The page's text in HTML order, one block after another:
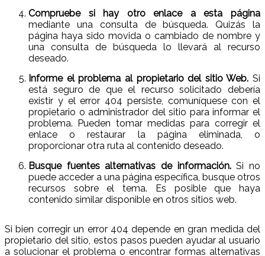
Compruebe si hay otro enlace a esta página
mediante una consulta de búsqueda. Quizás la
página haya sido movida o cambiado de nombre y
una consulta de búsqueda lo llevará al recurso
deseado.
Informe el problema al propietario del sitio Web. Si
está seguro de que el recurso solicitado debería
existir y el error 404 persiste, comuníquese con el
propietario o administrador del sitio para informar el
problema. Pueden tomar medidas para corregir el
enlace o restaurar la página eliminada, o
proporcionar otra ruta al contenido deseado.
Busque fuentes alternativas de información.Si no
puede acceder a una página específica, busque otros
recursos sobre el tema. Es posible que haya
contenido similar disponible en otros sitios web.
Si bien corregir un error 404 depende en gran medida del
propietario del sitio, estos pasos pueden ayudar al usuario
a solucionar el problema o encontrar formas alternativas